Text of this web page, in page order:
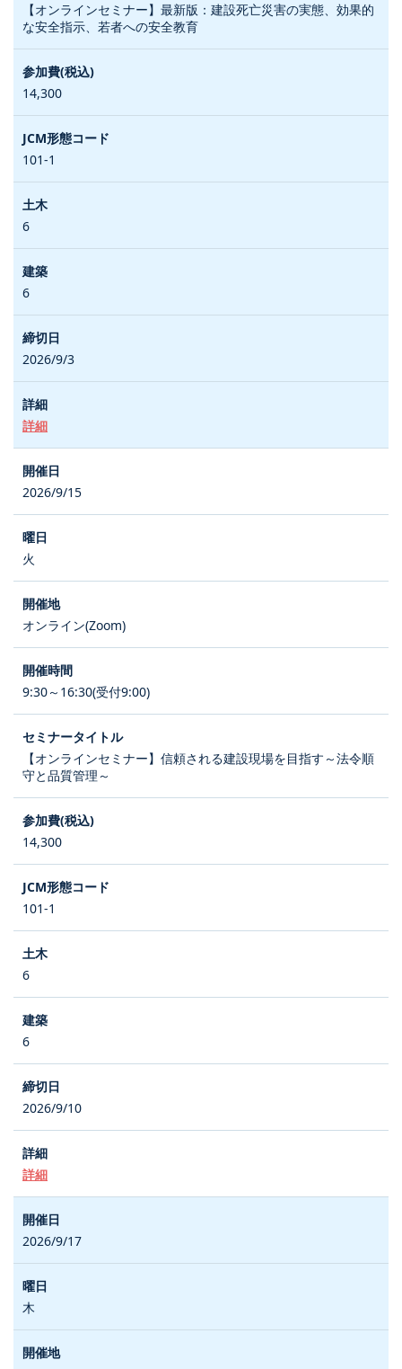
【オンラインセミナー】最新版：建設死亡災害の実態、効果的
な安全指示、若者への安全教育
14,300
101-1
6
6
2026/9/3
詳細
2026/9/15
火
オンライン(Zoom)
9:30～16:30(受付9:00)
【オンラインセミナー】信頼される建設現場を目指す～法令順
守と品質管理～
14,300
101-1
6
6
2026/9/10
詳細
2026/9/17
木